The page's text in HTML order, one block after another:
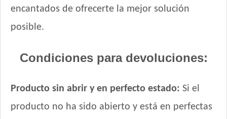
Ganacan Perro Adulto Mix Carne, Hígado y Pollo
Gandum Perro Adulto
Gooster Perro Adulto
Gran Campeón Maintenance Perro Adulto Mordida Grande
Gran Campeón Perro Adulto Mordida Grande Carne, Pollo y
encantados de ofrecerte la mejor solución
posible.
Condiciones para devoluciones:
Producto sin abrir y en perfecto estado: Si el
producto no ha sido abierto y está en perfectas